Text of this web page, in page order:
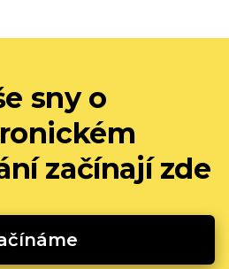
sny o
začínají zde